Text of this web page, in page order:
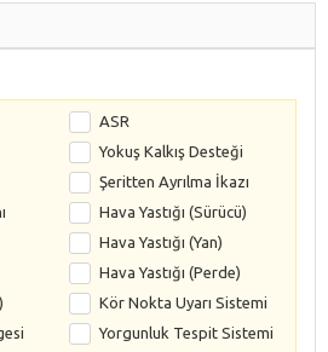
ASR
Yokuş Kalkış Desteği
Şeritten Ayrılma İkazı
Hava Yastığı (Sürücü)
Hava Yastığı (Yan)
Hava Yastığı (Perde)
Kör Nokta Uyarı Sistemi
Yorgunluk Tespit Sistemi